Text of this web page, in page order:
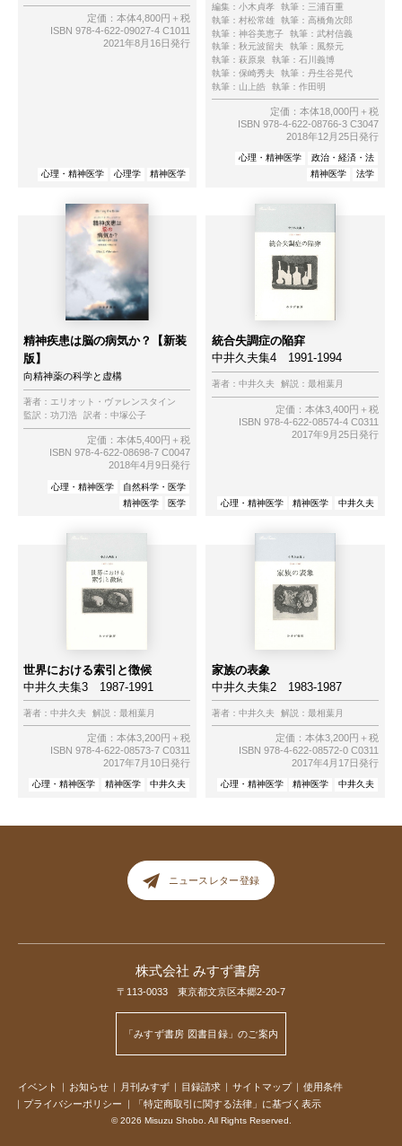
定価：本体4,800円＋税
ISBN 978-4-622-09027-4 C1011
2021年8月16日発行
心理・精神医学 心理学 精神医学
編集： 小木貞孝 執筆： 三浦百重
執筆： 村松常雄 執筆： 高橋角次郎
執筆： 神谷美恵子 執筆： 武村信義
執筆： 秋元波留夫 執筆： 風祭元
執筆： 萩原泉 執筆： 石川義博
執筆： 保崎秀夫 執筆： 丹生谷晃代
執筆： 山上皓 執筆： 作田明
定価：本体18,000円＋税
ISBN 978-4-622-08766-3 C3047
2018年12月25日発行
心理・精神医学
政治・経済・法
精神医学
法学
精神疾患は脳の病気か？【新装
版】
向精神薬の科学と虚構
著者： エリオット・ヴァレンスタイン
監訳： 功刀浩 訳者： 中塚公子
定価：本体5,400円＋税
ISBN 978-4-622-08698-7 C0047
2018年4月9日発行
心理・精神医学
自然科学・医学
精神医学
医学
統合失調症の陥穽
中井久夫集4 1991-1994
著者： 中井久夫 解説： 最相葉月
定価：本体3,400円＋税
ISBN 978-4-622-08574-4 C0311
2017年9月25日発行
心理・精神医学 精神医学 中井久夫
世界における索引と徴候
中井久夫集3 1987-1991
著者： 中井久夫 解説： 最相葉月
定価：本体3,200円＋税
ISBN 978-4-622-08573-7 C0311
2017年7月10日発行
心理・精神医学 精神医学 中井久夫
家族の表象
中井久夫集2 1983-1987
著者： 中井久夫 解説： 最相葉月
定価：本体3,200円＋税
ISBN 978-4-622-08572-0 C0311
2017年4月17日発行
心理・精神医学 精神医学 中井久夫
ニュースレター登録
株式会社 みすず書房
〒113-0033 東京都文京区本郷2-20-7
「みすず書房 図書目録」のご案内
イベント お知らせ 月刊みすず 目録請求 サイトマップ
使用条件
プライバシーポリシー
「特定商取引に関する法律」に基づく表示
© 2026 Misuzu Shobo. All Rights Reserved.